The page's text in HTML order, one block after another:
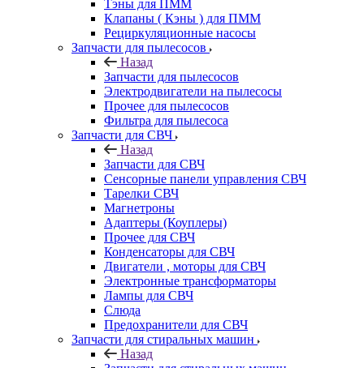
Тэны для ПММ
Клапаны ( Кэны ) для ПММ
Рециркуляционные насосы
Запчасти для пылесосов
Назад
Запчасти для пылесосов
Электродвигатели на пылесосы
Прочее для пылесосов
Фильтра для пылесоса
Запчасти для СВЧ
Назад
Запчасти для СВЧ
Сенсорные панели управления СВЧ
Тарелки СВЧ
Магнетроны
Адаптеры (Коуплеры)
Прочее для СВЧ
Конденсаторы для СВЧ
Двигатели , моторы для СВЧ
Электронные трансформаторы
Лампы для СВЧ
Слюда
Предохранители для СВЧ
Запчасти для стиральных машин
Назад